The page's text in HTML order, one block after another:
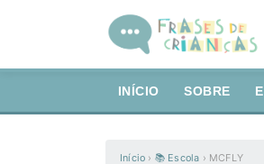
INÍCIO SOBRE
Início › 📚 Escola › MCFLY